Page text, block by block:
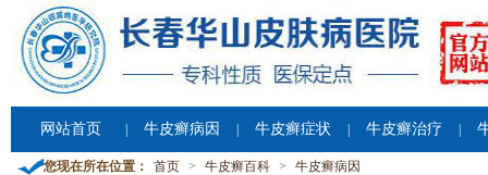
网站首页 牛皮癣病因 牛皮癣症状 牛皮癣治疗
您现在所在位置： 首页 > 牛皮癣百科 > 牛皮癣病因